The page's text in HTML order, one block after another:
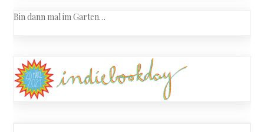
Bin dann mal im Garten…